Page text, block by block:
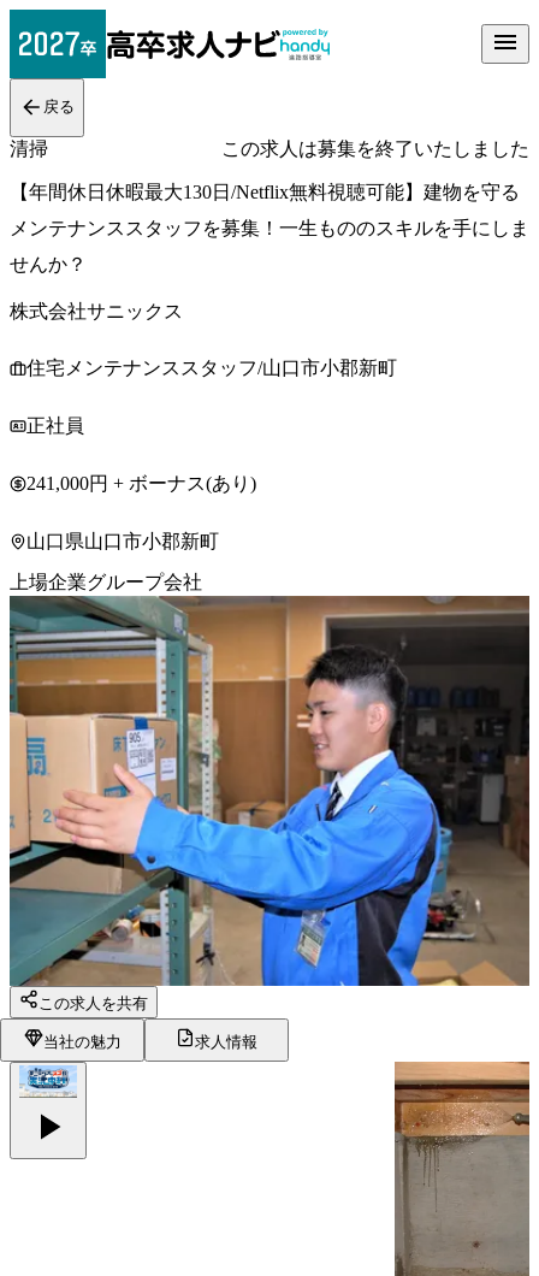
戻る
清掃 この求人は募集を終了いたしました
【年間休日休暇最大130日/Netflix無料視聴可能】建物を守る
メンテナンススタッフを募集！一生もののスキルを手にしま
せんか？
株式会社サニックス
住宅メンテナンススタッフ/山口市小郡新町
正社員
241,000円 + ボーナス(あり)
山口県山口市小郡新町
上場企業グループ会社
この求人を共有
当社の魅力 求人情報